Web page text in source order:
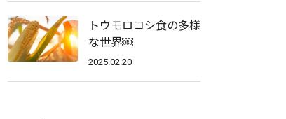
トウモロコシ食の多様
な世界￼
2025.02.20